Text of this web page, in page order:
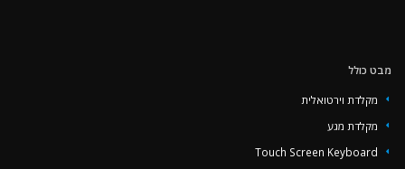
‏‏מבט כולל
מקלדת וירטואלית
מקלדת מגע
Touch Screen Keyboard